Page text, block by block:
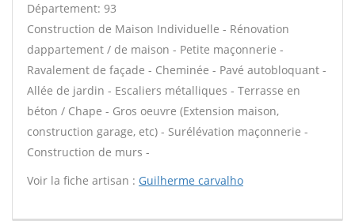
Département: 93
Construction de Maison Individuelle - Rénovation
dappartement / de maison - Petite maçonnerie -
Ravalement de façade - Cheminée - Pavé autobloquant -
Allée de jardin - Escaliers métalliques - Terrasse en
béton / Chape - Gros oeuvre (Extension maison,
construction garage, etc) - Surélévation maçonnerie -
Construction de murs -
Voir la fiche artisan : Guilherme carvalho